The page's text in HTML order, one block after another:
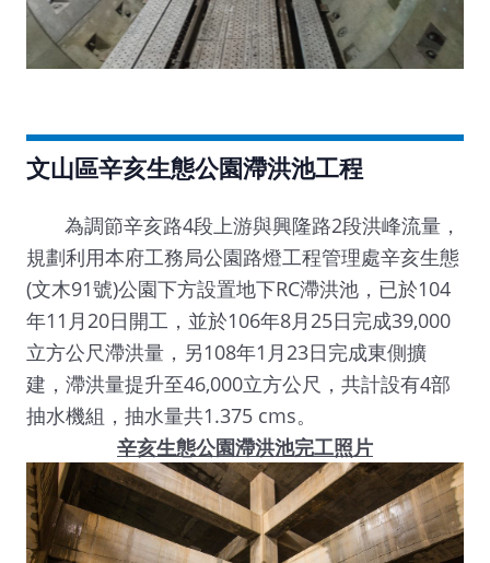
文山區辛亥生態公園滯洪池工程
為調節辛亥路4段上游與興隆路2段洪峰流量，
規劃利用本府工務局公園路燈工程管理處辛亥生態
(文木91號)公園下方設置地下RC滯洪池，已於104
年11月20日開工，並於106年8月25日完成39,000
立方公尺滯洪量，另108年1月23日完成東側擴
建，滯洪量提升至46,000立方公尺，共計設有4部
抽水機組，抽水量共1.375 cms。
辛亥生態公園滯洪池完工照片